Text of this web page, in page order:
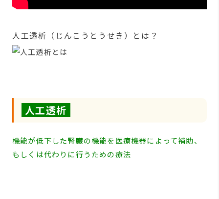
人工透析（じんこうとうせき）とは？
人工透析
機能が低下した腎臓の機能を医療機器によって補助、
もしくは代わりに行うための療法